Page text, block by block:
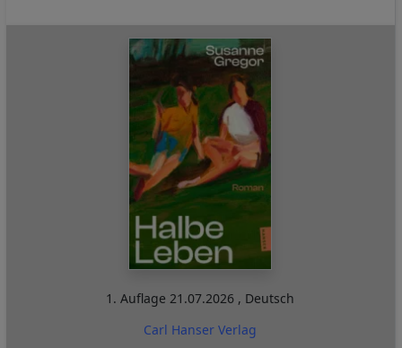
1. Auflage21.07.2026 , Deutsch
Carl Hanser Verlag